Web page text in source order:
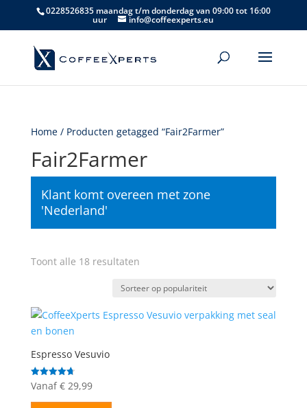
0228526835 maandag t/m donderdag van 09:00 tot 16:00
uur info@coffeexperts.eu
Home/ Producten getagged “Fair2Farmer”
Fair2Farmer
Klant komt overeen met zone
'Nederland'
Toont alle 18 resultatenGesorteerd
populariteit
Espresso Vesuvio
Gewaardeerd
4.71
Vanaf €29,99